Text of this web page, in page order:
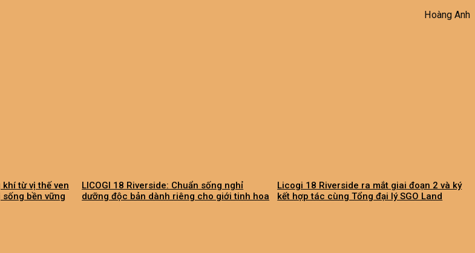
Hoàng Anh
từ vị thế ven
bền vững
LICOGI 18 Riverside: Chuẩn sống nghỉ
dưỡng độc bản dành riêng cho giới tinh hoa
Licogi 18 Riverside ra mắt giai đoạn 2 và ký
kết hợp tác cùng Tổng đại lý SGO Land